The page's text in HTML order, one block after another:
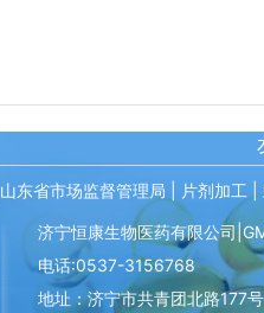
山东省市场监督管理局 片剂加工
济宁恒康生物医药有限公司
电话:0537-3156768
地址：济宁市共青团北路